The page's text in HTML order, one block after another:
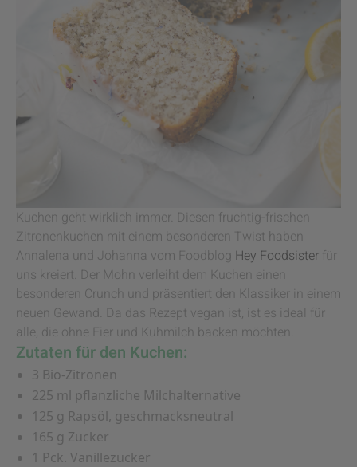
Kuchen geht wirklich immer. Diesen fruchtig-frischen
Zitronenkuchen mit einem besonderen Twist haben
Annalena und Johanna vom Foodblog Hey Foodsister für
uns kreiert. Der Mohn verleiht dem Kuchen einen
besonderen Crunch und präsentiert den Klassiker in einem
neuen Gewand. Da das Rezept vegan ist, ist es ideal für
alle, die ohne Eier und Kuhmilch backen möchten.
Zutaten für den Kuchen:
3 Bio-Zitronen
225 ml pflanzliche Milchalternative
125 g Rapsöl, geschmacksneutral
165 g Zucker
1 Pck. Vanillezucker